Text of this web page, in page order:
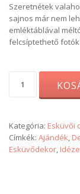
Szeretnétek
sajnos már nem
emléktáblával
felcsíptethető
emléktábla
mennyiség
Kategória: Esküvői
Címkék: Ajándék,
Esküvődekor,